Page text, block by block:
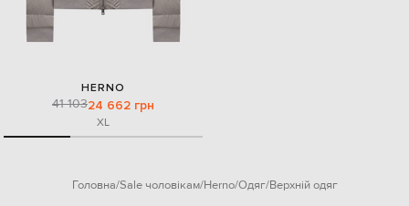
HERNO
41 10324 662 грн
XL
Головна Sale чоловікам Herno Одяг Верхній одяг